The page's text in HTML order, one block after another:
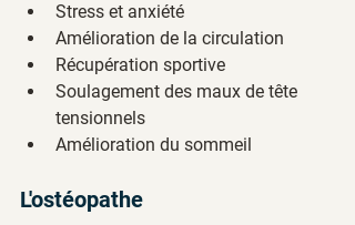
Stress et anxiété
Amélioration de la circulation
Récupération sportive
Soulagement des maux de tête
tensionnels
Amélioration du sommeil
L'ostéopathe